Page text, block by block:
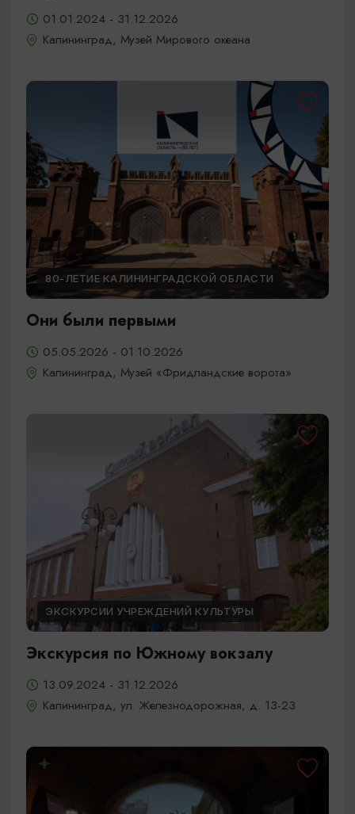
01.01.2024 - 31.12.2026
Калининград, Музей Мирового океана
80-ЛЕТИЕ КАЛИНИНГРАДСКОЙ ОБЛАСТИ
Они были первыми
05.05.2026 - 01.10.2026
Калининград, Музей «Фридландские ворота»
ЭКСКУРСИИ УЧРЕЖДЕНИЙ КУЛЬТУРЫ
Экскурсия по Южному вокзалу
13.09.2024 - 31.12.2026
Калининград, ул. Железнодорожная, д. 13-23